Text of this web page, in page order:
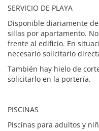
SERVICIO DE PLAYA
Disponible diariamente
sillas por apartamento.
frente al edificio. En
necesario solicitarlo
También hay hielo de
solicitarlo en la portería.
PISCINAS
Piscinas para adultos y